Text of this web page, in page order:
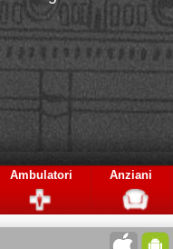
Ambulatori Anziani